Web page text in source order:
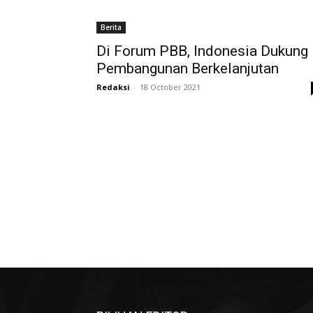
Berita
Di Forum PBB, Indonesia Dukung
Pembangunan Berkelanjutan
Redaksi - 18 October 2021